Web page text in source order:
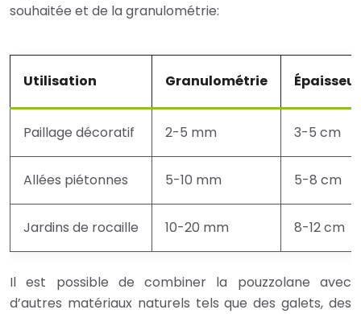
souhaitée et de la granulométrie:
Utilisation Granulométrie
Paillage décoratif 2-5 mm 3-5 cm
Allées piétonnes 5-10 mm 5-8 cm
Jardins de rocaille 10-20 mm 8-12 cm
Il est possible de combiner la pouzzolane avec
d’autres matériaux naturels tels que des galets, des